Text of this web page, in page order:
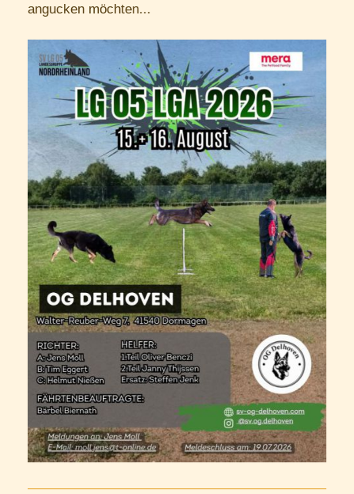
angucken möchten...